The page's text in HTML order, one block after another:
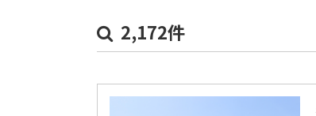
2,172件